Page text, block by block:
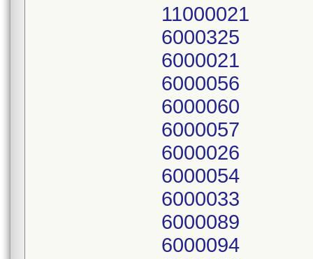
11000021
6000325
6000021
6000056
6000060
6000057
6000026
6000054
6000033
6000089
6000094